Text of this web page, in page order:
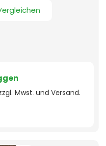
Mwst. und Versand.